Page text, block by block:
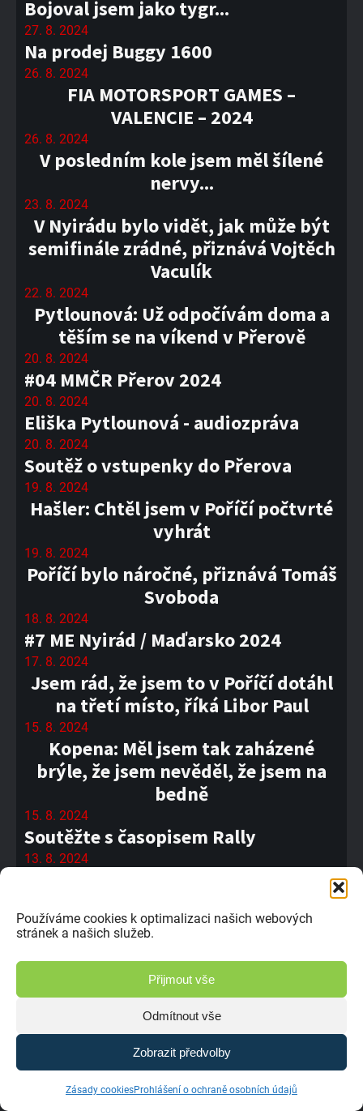
Používáme cookies k optimalizaci našich webových
stránek a našich služeb.
Přijmout vše
Odmítnout vše
Zobrazit předvolby
Zásady cookiesProhlášení o ochraně osobních údajů
Bojoval jsem jako tygr...
27. 8. 2024
Na prodej Buggy 1600
26. 8. 2024
FIA MOTORSPORT GAMES –
VALENCIE – 2024
26. 8. 2024
V posledním kole jsem měl šílené
nervy...
23. 8. 2024
V Nyirádu bylo vidět, jak může být
semifinále zrádné, přiznává Vojtěch
Vaculík
22. 8. 2024
Pytlounová: Už odpočívám doma a
těším se na víkend v Přerově
20. 8. 2024
#04 MMČR Přerov 2024
20. 8. 2024
Eliška Pytlounová - audiozpráva
20. 8. 2024
Soutěž o vstupenky do Přerova
19. 8. 2024
Hašler: Chtěl jsem v Poříčí počtvrté
vyhrát
19. 8. 2024
Poříčí bylo náročné, přiznává Tomáš
Svoboda
18. 8. 2024
#7 ME Nyirád / Maďarsko 2024
17. 8. 2024
Jsem rád, že jsem to v Poříčí dotáhl
na třetí místo, říká Libor Paul
15. 8. 2024
Kopena: Měl jsem tak zaházené
brýle, že jsem nevěděl, že jsem na
bedně
15. 8. 2024
Soutěžte s časopisem Rally
13. 8. 2024
13. 8. 2024
Horčička: Po diskvalifikaci Dleska to
je alespoň bodově napínavější
Autocross news - Poříčí nad Sázavou
2014
Arnošt Florián: Své vítězství daruji
Radance